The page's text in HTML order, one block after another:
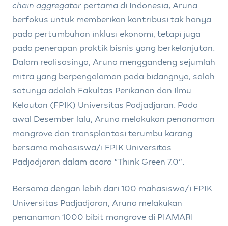
chain aggregator pertama di Indonesia, Aruna
berfokus untuk memberikan kontribusi tak hanya
pada pertumbuhan inklusi ekonomi, tetapi juga
pada penerapan praktik bisnis yang berkelanjutan.
Dalam realisasinya, Aruna menggandeng sejumlah
mitra yang berpengalaman pada bidangnya, salah
satunya adalah Fakultas Perikanan dan Ilmu
Kelautan (FPIK) Universitas Padjadjaran. Pada
awal Desember lalu, Aruna melakukan penanaman
mangrove dan transplantasi terumbu karang
bersama mahasiswa/i FPIK Universitas
Padjadjaran dalam acara “Think Green 7.0”.
Bersama dengan lebih dari 100 mahasiswa/i FPIK
Universitas Padjadjaran, Aruna melakukan
penanaman 1000 bibit mangrove di PIAMARI